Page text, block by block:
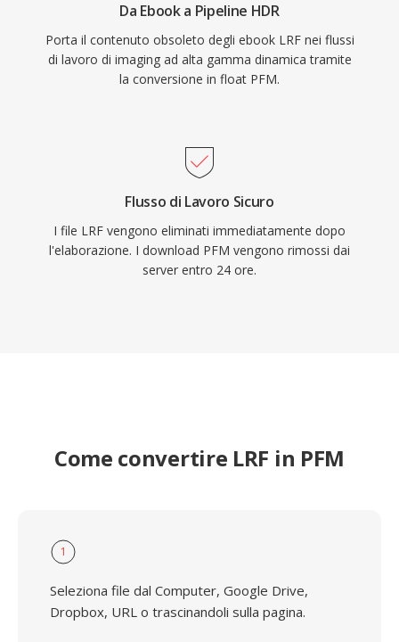
Da Ebook a Pipeline HDR
Porta il contenuto obsoleto degli ebook LRF nei flussi
di lavoro di imaging ad alta gamma dinamica tramite
la conversione in float PFM.
Flusso di Lavoro Sicuro
I file LRF vengono eliminati immediatamente dopo
l'elaborazione. I download PFM vengono rimossi dai
server entro 24 ore.
Come convertire LRF in PFM
1
Seleziona file dal Computer, Google Drive,
Dropbox, URL o trascinandoli sulla pagina.